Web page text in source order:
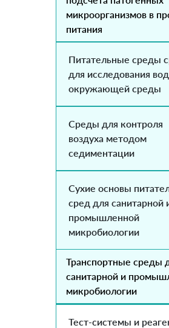
микроорганизмов в
питания
Питательные среды
для исследования
окружающей среды
Среды для контроля
воздуха методом
седиментации
Сухие основы
сред для санитарной
промышленной
микробиологии
Транспортные среды
санитарной и
микробиологии
Тест-системы и